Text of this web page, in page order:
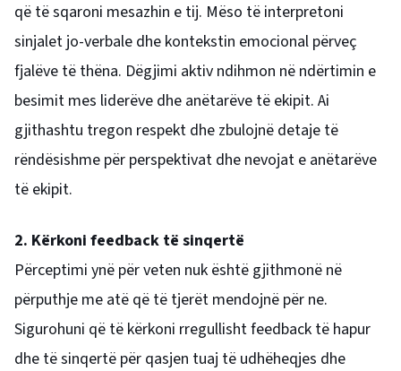
që të sqaroni mesazhin e tij. Mëso të interpretoni
sinjalet jo-verbale dhe kontekstin emocional përveç
fjalëve të thëna. Dëgjimi aktiv ndihmon në ndërtimin e
besimit mes liderëve dhe anëtarëve të ekipit. Ai
gjithashtu tregon respekt dhe zbulojnë detaje të
rëndësishme për perspektivat dhe nevojat e anëtarëve
të ekipit.
2. Kërkoni feedback të sinqertë
Përceptimi ynë për veten nuk është gjithmonë në
përputhje me atë që të tjerët mendojnë për ne.
Sigurohuni që të kërkoni rregullisht feedback të hapur
dhe të sinqertë për qasjen tuaj të udhëheqjes dhe